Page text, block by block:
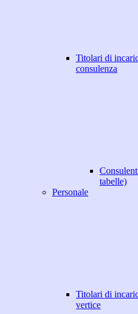
Titolari di
consulenza
tabelle)
Personale
Titolari di
vertice